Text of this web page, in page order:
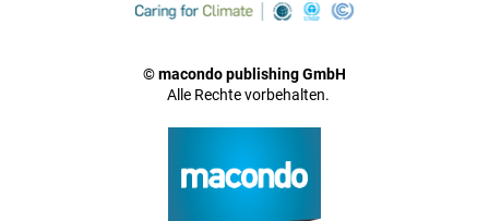
© macondo publishing GmbH
Alle Rechte vorbehalten.